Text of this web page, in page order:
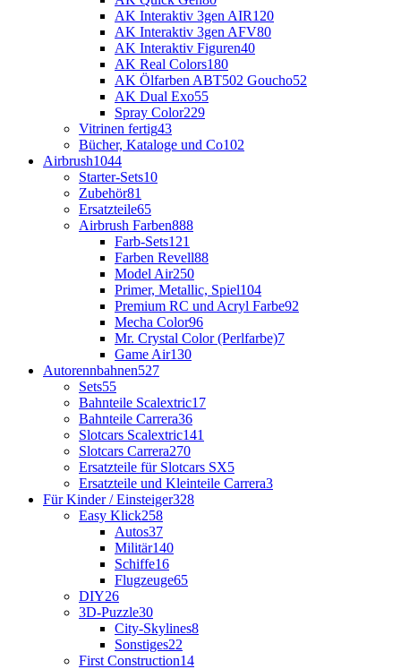
AK Interaktiv 3gen AIR120
AK Interaktiv 3gen AFV80
AK Interaktiv Figuren40
AK Real Colors180
AK Ölfarben ABT502 Goucho52
AK Dual Exo55
Spray Color229
Vitrinen fertig43
Bücher, Kataloge und Co102
Airbrush1044
Starter-Sets10
Zubehör81
Ersatzteile65
Airbrush Farben888
Farb-Sets121
Farben Revell88
Model Air250
Primer, Metallic, Spiel104
Premium RC und Acryl Farbe92
Mecha Color96
Mr. Crystal Color (Perlfarbe)7
Game Air130
Autorennbahnen527
Sets55
Bahnteile Scalextric17
Bahnteile Carrera36
Slotcars Scalextric141
Slotcars Carrera270
Ersatzteile für Slotcars SX5
Ersatzteile und Kleinteile Carrera3
Für Kinder / Einsteiger328
Easy Klick258
Autos37
Militär140
Schiffe16
Flugzeuge65
DIY26
3D-Puzzle30
City-Skylines8
Sonstiges22
First Construction14